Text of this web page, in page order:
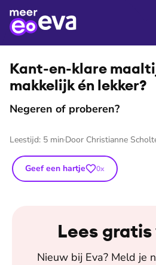
⭐Premium
Kant-en-klare
makkelijk én lekker?
Negeren of proberen?
Leestijd: 5 min Door Christianne
Geef een hartje 0x
Lees
Nieuw bij Eva? Meld je